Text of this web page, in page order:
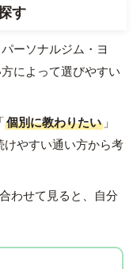
す
ーソナルジム・ヨ
によって選びやすい
個別に教わりたい 」
けやすい通い方から考
わせて見ると、自分